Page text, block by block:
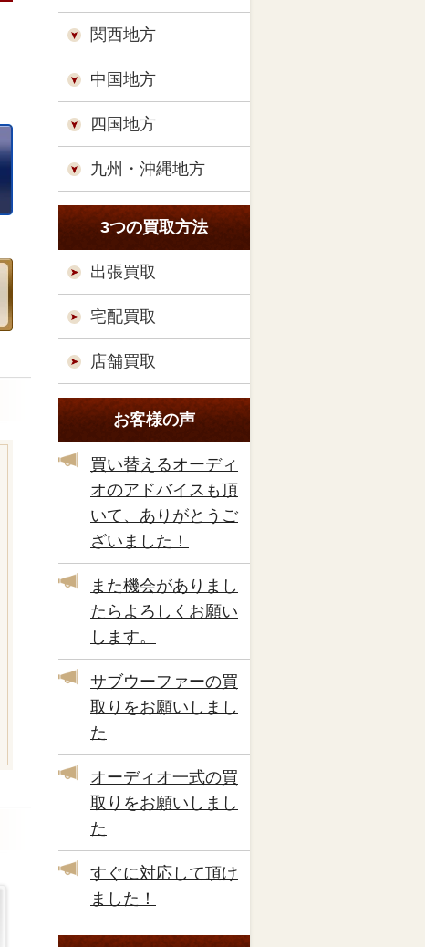
関西地方
中国地方
四国地方
九州・沖縄地方
3つの買取方法
出張買取
宅配買取
店舗買取
お客様の声
買い替えるオーディ
オのアドバイスも頂
いて、ありがとうご
ざいました！
また機会がありまし
たらよろしくお願い
します。
サブウーファーの買
取りをお願いしまし
た
オーディオ一式の買
取りをお願いしまし
た
すぐに対応して頂け
ました！